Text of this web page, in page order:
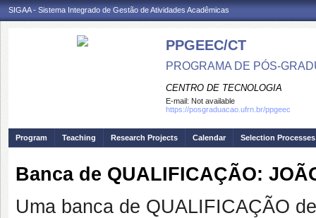
SIGAA - Sistema Integrado de Gestão de Atividades Acadêmicas
PPGEEC/CT
PROGRAMA DE PÓS-
CENTRO DE TECNOLOGIA
E-mail: Not available
https://posgraduacao.ufrn.br/ppgeec
Program Teaching Research Projects Calendar Selection Processes
Banca de QUALIFICAÇÃO:
Uma banca de QUALIFICAÇÃO